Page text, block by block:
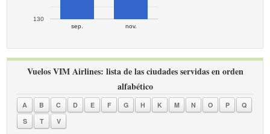
sep. nov.
130
Vuelos VIM Airlines: lista de las ciudades servidas en orden
alfabético
A B C D E F G H K M N O P
Q
S
T V